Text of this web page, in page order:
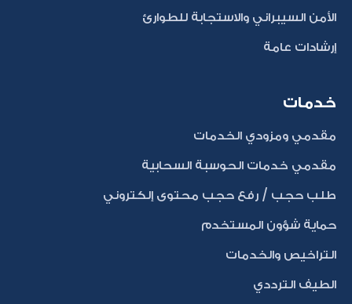
الأمن السيبراني والاستجابة للطوارئ
إرشادات عامة
خدمات
مقدمي ومزودي الخدمات
مقدمي خدمات الحوسبة السحابية
طلب حجب / رفع حجب محتوى إلكتروني
حماية شؤون المستخدم
التراخيص والخدمات
الطيف الترددي